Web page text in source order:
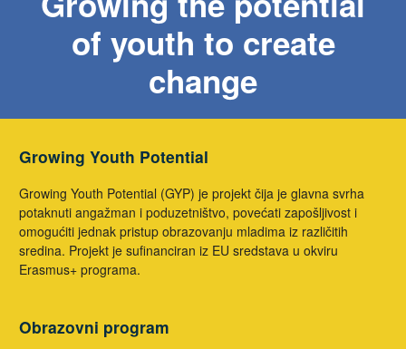
of youth to create
change
Growing Youth Potential
Growing Youth Potential (GYP) je projekt čija je glavna svrha
potaknuti angažman i poduzetništvo, povećati zapošljivost i
omogućiti jednak pristup obrazovanju mladima iz različitih
sredina. Projekt je sufinanciran iz EU sredstava u okviru
Erasmus+ programa.
Obrazovni program